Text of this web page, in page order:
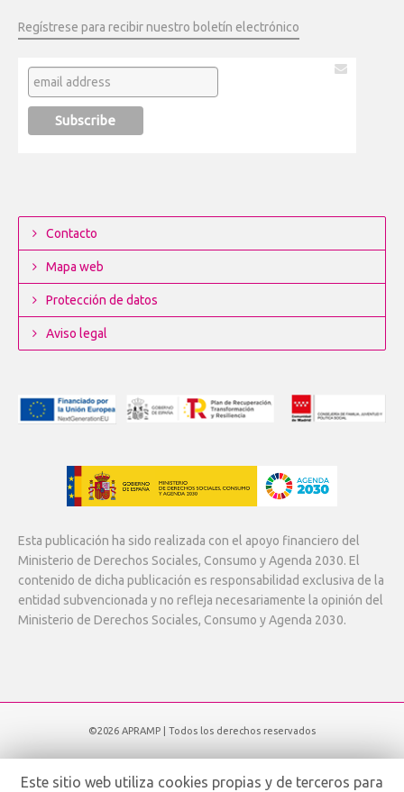
Regístrese para recibir nuestro boletín electrónico
Contacto
Mapa web
Protección de datos
Aviso legal
Esta publicación ha sido realizada con el apoyo financiero del
Ministerio de Derechos Sociales, Consumo y Agenda 2030. El
contenido de dicha publicación es responsabilidad exclusiva de la
entidad subvencionada y no refleja necesariamente la opinión del
Ministerio de Derechos Sociales, Consumo y Agenda 2030.
©2026 APRAMP | Todos los derechos reservados
Este sitio web utiliza cookies propias y de terceros para